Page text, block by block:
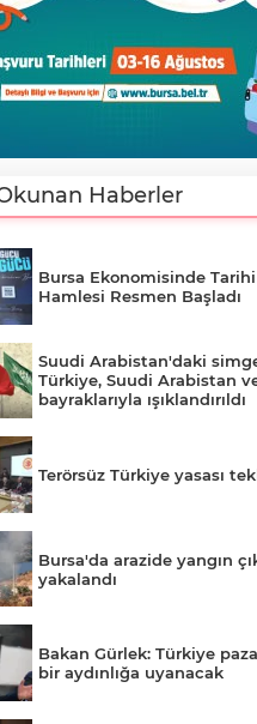
Haberler
Bursa Ekonomisinde
Hamlesi Resmen Başladı
Suudi Arabistan'daki
Türkiye, Suudi Arabistan
bayraklarıyla ışıklandırıldı
Terörsüz Türkiye yasası
Bursa'da arazide yangın
yakalandı
Bakan Gürlek: Türkiye
bir aydınlığa uyanacak